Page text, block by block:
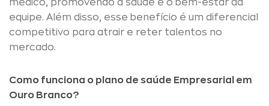
médico, promovendo a saúde e o bem-estar da
equipe. Além disso, esse benefício é um diferencial
competitivo para atrair e reter talentos no
mercado.
Como funciona o plano de saúde Empresarial em
Ouro Branco?